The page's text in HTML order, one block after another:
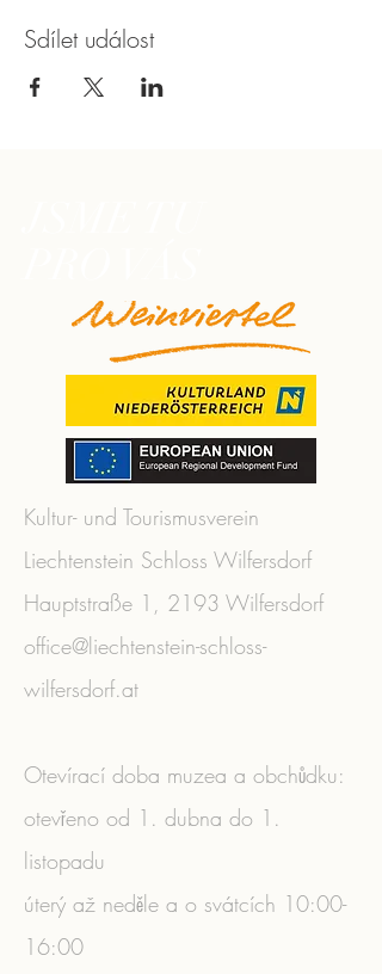
Sdílet událost
Kultur- und Tourismusverein
Liechtenstein Schloss Wilfersdorf
Hauptstraße 1, 2193 Wilfersdorf
office@liechtenstein-schloss-
wilfersdorf.at
Otevírací doba muzea a obchůdku:
otevřeno od 1. dubna do 1.
listopadu
úterý až neděle a o svátcích 10:00-
16:00